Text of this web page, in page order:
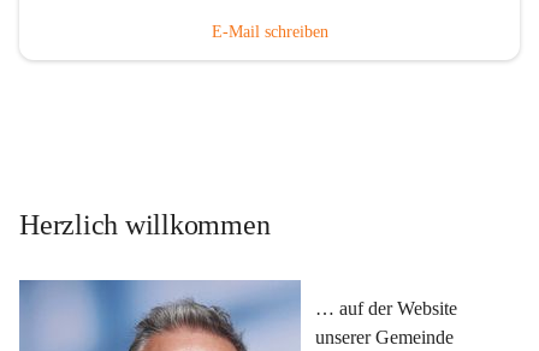
E-Mail schreiben
Herzlich willkommen
… auf der Website
unserer Gemeinde